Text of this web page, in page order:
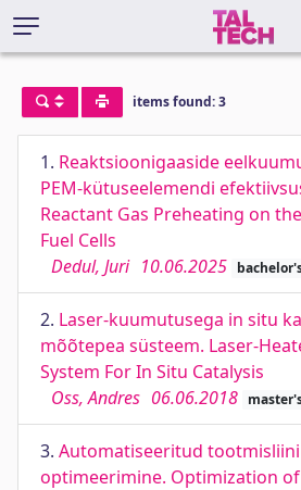
items found: 3
1. Reaktsioonigaaside
PEM-kütuseelemendi
Reactant Gas Preheating on
Fuel Cells
Dedul, Juri 10.06.2025
2. Laser-kuumutusega in situ
mõõtepea süsteem. Laser-
System For In Situ Catalysis
Oss, Andres 06.06.2018
3. Automatiseeritud
optimeerimine. Optimization